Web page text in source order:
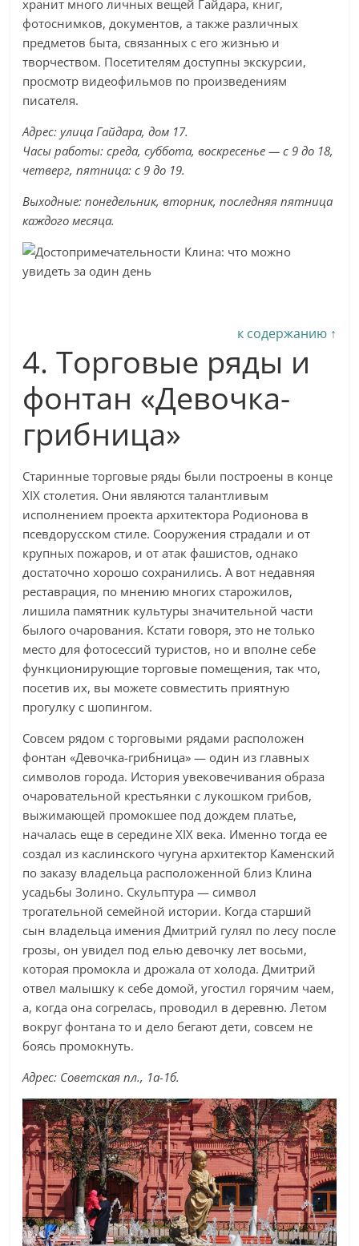
хранит много личных вещей Гайдара, книг,
фотоснимков, документов, а также различных
предметов быта, связанных с его жизнью и
творчеством. Посетителям доступны экскурсии,
просмотр видеофильмов по произведениям
писателя.
Адрес: улица Гайдара, дом 17.
Часы работы: среда, суббота, воскресенье — с 9 до 18,
четверг, пятница: с 9 до 19.
Выходные: понедельник, вторник, последняя пятница
каждого месяца.
к содержанию ↑
4. Торговые ряды и
фонтан «Девочка-
грибница»
Старинные торговые ряды были построены в конце
XIX столетия. Они являются талантливым
исполнением проекта архитектора Родионова в
псевдорусском стиле. Сооружения страдали и от
крупных пожаров, и от атак фашистов, однако
достаточно хорошо сохранились. А вот недавняя
реставрация, по мнению многих старожилов,
лишила памятник культуры значительной части
былого очарования. Кстати говоря, это не только
место для фотосессий туристов, но и вполне себе
функционирующие торговые помещения, так что,
посетив их, вы можете совместить приятную
прогулку с шопингом.
Совсем рядом с торговыми рядами расположен
фонтан «Девочка-грибница» — один из главных
символов города. История увековечивания образа
очаровательной крестьянки с лукошком грибов,
выжимающей промокшее под дождем платье,
началась еще в середине XIX века. Именно тогда ее
создал из каслинского чугуна архитектор Каменский
по заказу владельца расположенной близ Клина
усадьбы Золино. Скульптура — символ
трогательной семейной истории. Когда старший
сын владельца имения Дмитрий гулял по лесу после
грозы, он увидел под елью девочку лет восьми,
которая промокла и дрожала от холода. Дмитрий
отвел малышку к себе домой, угостил горячим чаем,
а, когда она согрелась, проводил в деревню. Летом
вокруг фонтана то и дело бегают дети, совсем не
боясь промокнуть.
Адрес: Советская пл., 1а-1б.